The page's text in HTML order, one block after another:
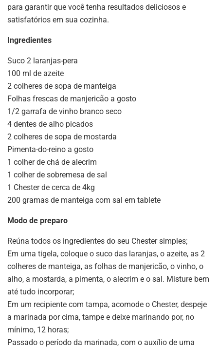
para garantir que você tenha resultados deliciosos e
satisfatórios em sua cozinha.
Ingredientes
Suco 2 laranjas-pera
100 ml de azeite
2 colheres de sopa de manteiga
Folhas frescas de manjericão a gosto
1/2 garrafa de vinho branco seco
4 dentes de alho picados
2 colheres de sopa de mostarda
Pimenta-do-reino a gosto
1 colher de chá de alecrim
1 colher de sobremesa de sal
1 Chester de cerca de 4kg
200 gramas de manteiga com sal em tablete
Modo de preparo
Reúna todos os ingredientes do seu Chester simples;
Em uma tigela, coloque o suco das laranjas, o azeite, as 2
colheres de manteiga, as folhas de manjericão, o vinho, o
alho, a mostarda, a pimenta, o alecrim e o sal. Misture bem
até tudo incorporar;
Em um recipiente com tampa, acomode o Chester, despeje
a marinada por cima, tampe e deixe marinando por, no
mínimo, 12 horas;
Passado o período da marinada, com o auxílio de uma